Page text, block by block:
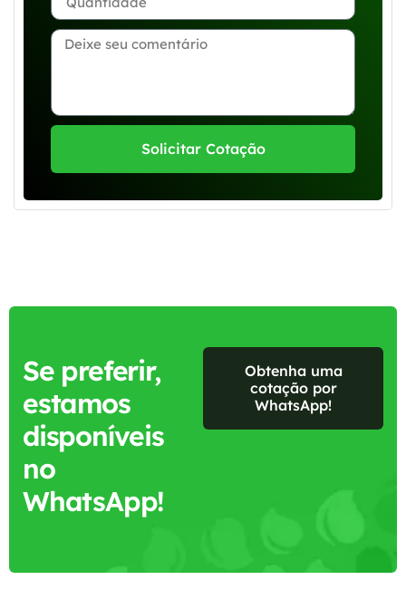
Solicitar Cotação
Se preferir,
estamos
disponíveis
no
WhatsApp!
Obtenha uma
cotação por
WhatsApp!